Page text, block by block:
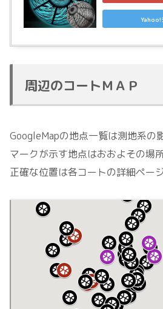
Yahoo!
周辺のコートＭＡＰ
GoogleMapの地点一覧は測地系の
マークが示す地点はおおよその場
正確な位置は各コートの詳細ペー